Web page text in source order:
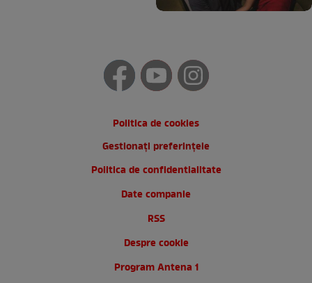
Politica de cookies
Gestionați preferințele
Politica de confidentialitate
Date companie
RSS
Despre cookie
Program Antena 1